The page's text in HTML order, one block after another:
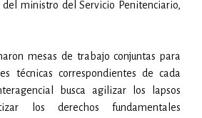
ministro del Servicio Penitenciario,
mesas de trabajo conjuntas para
técnicas correspondientes de cada
busca agilizar los lapsos
los derechos fundamentales